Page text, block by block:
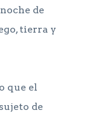
de
tierra y
que el
de